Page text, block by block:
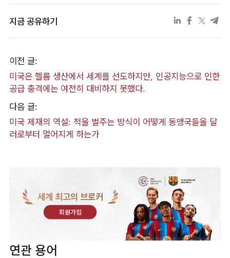
지금 공유하기
이전 글:
미국은 헬륨 생산에서 세계를 선도하지만, 인공지능으로 인한
공급 충격에는 여전히 대비하지 못했다.
다음 글:
미국 제재의 역설: 적을 벌주는 방식이 어떻게 동맹국들을 달
러로부터 멀어지게 하는가
세계 최고의 브로커
회원가입
연관 용어